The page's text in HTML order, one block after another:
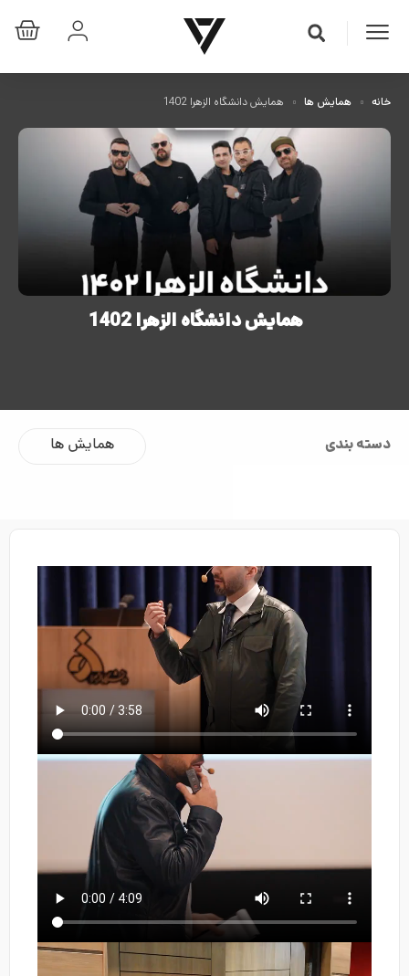
خانه همایش ها همایش دانشگاه الزهرا 1402
همایش دانشگاه الزهرا 1402
دسته بندی همایش ها